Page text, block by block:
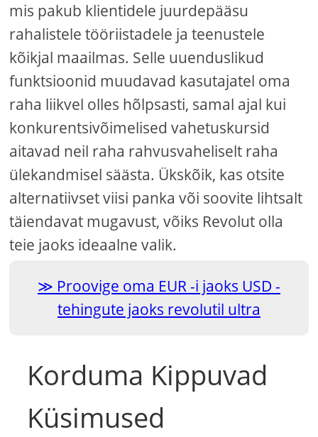
mis pakub klientidele juurdepääsu
rahalistele tööriistadele ja teenustele
kõikjal maailmas. Selle uuenduslikud
funktsioonid muudavad kasutajatel oma
raha liikvel olles hõlpsasti, samal ajal kui
konkurentsivõimelised vahetuskursid
aitavad neil raha rahvusvaheliselt raha
ülekandmisel säästa. Ükskõik, kas otsite
alternatiivset viisi panka või soovite lihtsalt
täiendavat mugavust, võiks Revolut olla
teie jaoks ideaalne valik.
Proovige oma EUR -i jaoks USD -
tehingute jaoks revolutil ultra
Korduma Kippuvad
Küsimused